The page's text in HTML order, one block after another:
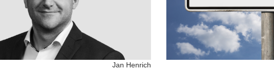
Jan Henrich